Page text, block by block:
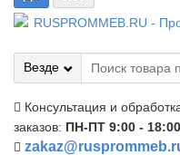
Везде
Консультация и
заказов: ПН-ПТ 9:00 - 18:00